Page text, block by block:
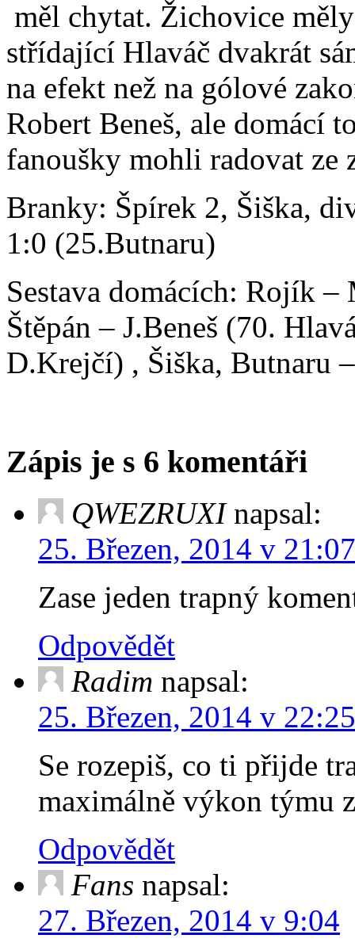
měl chytat. Žichovice
střídající Hlaváč dvakrát
na efekt než na gólové
Robert Beneš, ale domácí
fanoušky mohli radovat ze
Branky: Špírek 2, Šiška,
1:0 (25.Butnaru)
Sestava domácích: Rojík
Štěpán – J.Beneš (70.
D.Krejčí) , Šiška, Butnaru
Zápis je s 6 komentáři
QWEZRUXI napsal:
25. Březen, 2014 v 21:07
Zase jeden trapný
Odpovědět
Radim napsal:
25. Březen, 2014 v 22:25
Se rozepiš, co ti přijde
maximálně výkon týmu
Odpovědět
Fans napsal:
27. Březen, 2014 v 9:04